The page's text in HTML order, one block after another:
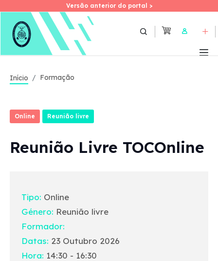
Skip
Versão anterior do portal >
Versão anterior do portal >
User
Início Formação
Online Reunião livre
Reunião Livre TOCOnline
Tipo: Online
Género: Reunião livre
Formador:
Datas: 23 Outubro 2026
Hora: 14:30 - 16:30